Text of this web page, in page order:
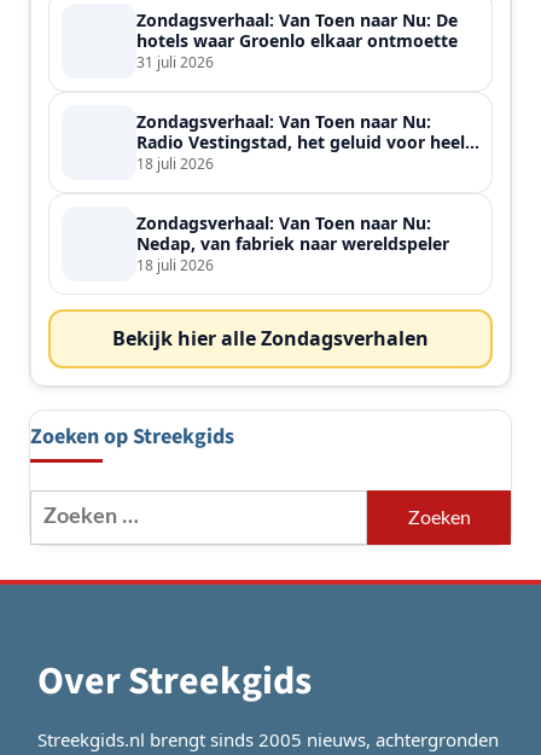
Zondagsverhaal: Van Toen naar Nu: De
hotels waar Groenlo elkaar ontmoette
31 juli 2026
Zondagsverhaal: Van Toen naar Nu:
Radio Vestingstad, het geluid voor heel
de streek
18 juli 2026
Zondagsverhaal: Van Toen naar Nu:
Nedap, van fabriek naar wereldspeler
18 juli 2026
Bekijk hier alle Zondagsverhalen
Zoeken op Streekgids
Zoeken
naar:
Over Streekgids
Streekgids.nl brengt sinds 2005 nieuws, achtergronden